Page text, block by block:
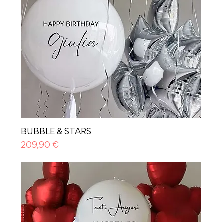
BUBBLE & STARS
Prezzo
209,90 €